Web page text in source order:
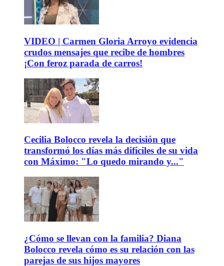
VIDEO | Carmen Gloria Arroyo evidencia
crudos mensajes que recibe de hombres
¡Con feroz parada de carros!
Cecilia Bolocco revela la decisión que
transformó los días más difíciles de su vida
con Máximo: "Lo quedo mirando y..."
¿Cómo se llevan con la familia? Diana
Bolocco revela cómo es su relación con las
parejas de sus hijos mayores